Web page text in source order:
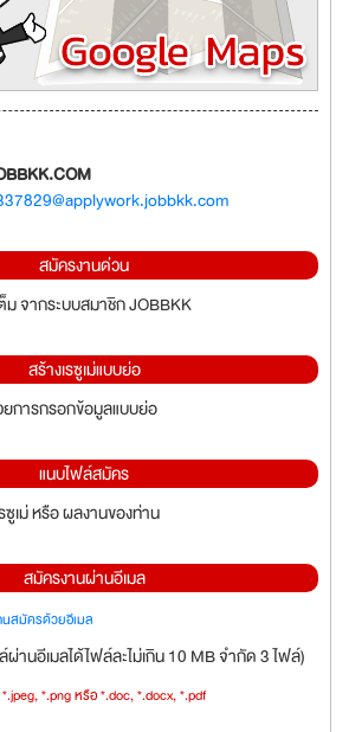
สมัครงานด่วน
ม จากระบบสมาชิก JOBBKK
สร้างเรซูเม่แบบย่อ
ยการกรอกข้อมูลแบบย่อ
แนบไฟล์สมัคร
เม่ หรือ ผลงานของท่าน
สมัครงานผ่านอีเมล
สมัครด้วยอีเมล
านอีเมลได้ไฟล์ละไม่เกิน 10 MB จำกัด 3 ไฟล์)
*.png หรือ *.doc, *.docx, *.pdf